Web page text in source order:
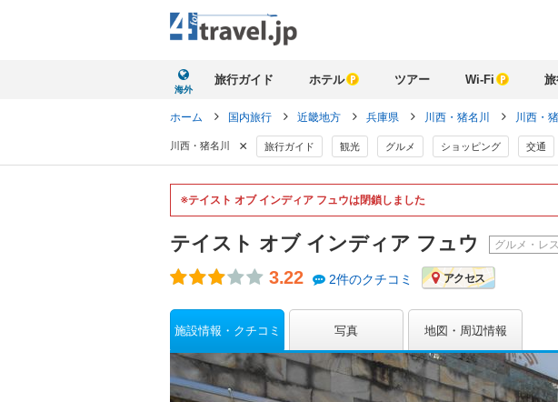
海外
旅行ガイド ホテル ツアー Wi-Fi
ホーム 国内旅行 近畿地方 兵庫県 川西・猪名川 川西・
川西・猪名川 × 旅行ガイド 観光 グルメ ショッピング 交通
※テイスト オブ インディア フュウは閉鎖しました
テイスト オブ インディア フュウ グルメ・レ
3.22 2件のクチコミ アクセス
施設情報・クチコミ 写真 地図・周辺情報